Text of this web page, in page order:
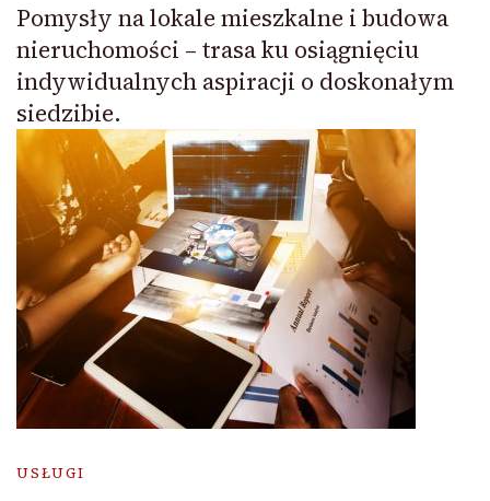
Pomysły na lokale mieszkalne i budowa
nieruchomości – trasa ku osiągnięciu
indywidualnych aspiracji o doskonałym
siedzibie.
USŁUGI